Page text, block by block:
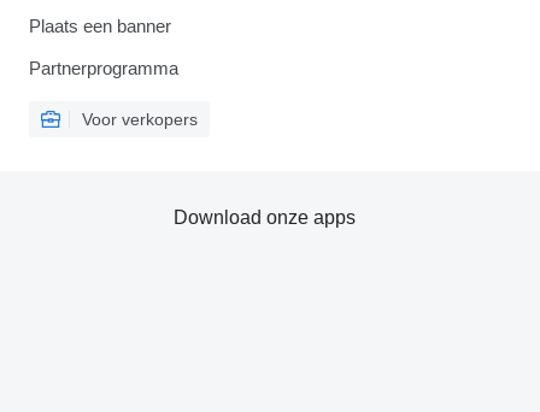
Plaats een banner
Partnerprogramma
Voor verkopers
Download onze apps